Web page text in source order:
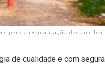
para a regularização dos dois
de qualidade e com